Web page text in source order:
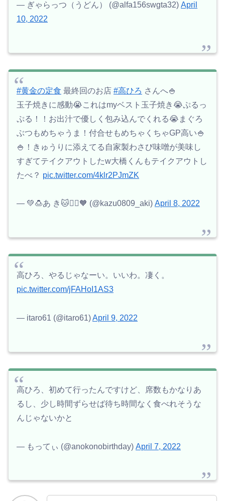
— ぎゃらっつ（うどん） (@alfa156swgta32) April
10, 2022
#黄金の定食 最終回のお店 #高ひろ さんへ🍚
玉子焼きに感動😭これはmyベスト玉子焼き😭ぷるっ
ぷる！！お出汁で優しく包み込んでくれる😭まぐろ
ぶつもめちゃうま！付合せもめちゃくちゃGP高い🍚
🍚！きゅうりに添えてる自家製わさび味噌が美味し
すぎてテイクアウトしたw大橋くんもテイクアウトし
たべ？ pic.twitter.com/4klr2PJmZK
— 💚🍮あ き🐱🦸‍♂️🧡 (@kazu0809_aki) April 8, 2022
高ひろ、やるじゃなーい。いいわ。凄く。
pic.twitter.com/jFAHoI1AS3
— itaro61 (@itaro61)April 9, 2022
高ひろ、初めて行ったんですけど、席数もかなりあ
るし、少し時間ずらせば待ち時間なく食べれそうな
んじゃないかと
— もってぃ (@anokonobirthday) April 7, 2022